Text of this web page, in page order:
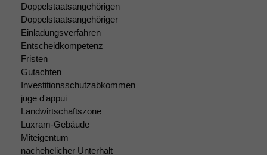
Doppelstaatsangehörigen
Doppelstaatsangehöriger
Einladungsverfahren
Entscheidkompetenz
Fristen
Gutachten
Investitionsschutzabkommen
juge d'appui
Landwirtschaftszone
Luxram-Gebäude
Miteigentum
nachehelicher Unterhalt